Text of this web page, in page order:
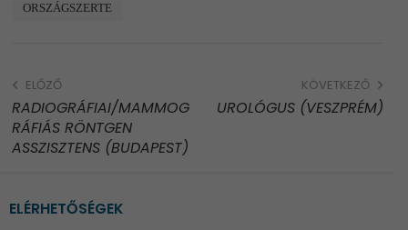
ORSZÁGSZERTE
ELŐZŐ
RADIOGRÁFIAI/MAMMOG
RÁFIÁS RÖNTGEN
ASSZISZTENS (BUDAPEST)
KÖVETKEZŐ
UROLÓGUS (VESZPRÉM)
ELÉRHETŐSÉGEK